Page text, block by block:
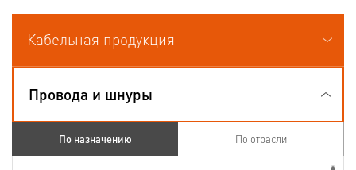
Кабельная продукция
Провода и шнуры
По назначению По отрасли